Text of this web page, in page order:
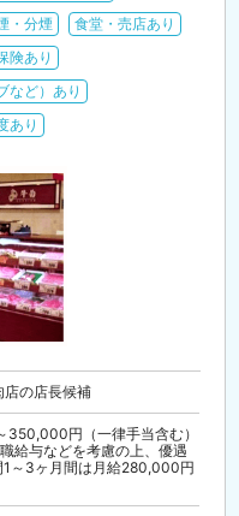
・分煙
食堂・売店あり
険あり
など）あり
あり
店の店長候補
円（一律手当含む）
給与などを考慮の上、優遇
1～3ヶ月間は月給280,000円